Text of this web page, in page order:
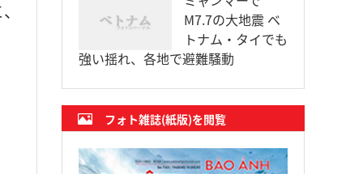
M7.7の大地震 ベ
トナム・タイでも
強い揺れ、各地で避難騒動
フォト雑誌(紙版)を閲覧